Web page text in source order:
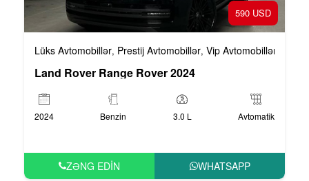
590 USD
Lüks Avtomobillər, Prestij Avtomobillər, Vip Avtomobillər
Land Rover Range Rover 2024
2024 Benzin 3.0 L Avtomatik
ZƏNG EDIN WHATSAPP